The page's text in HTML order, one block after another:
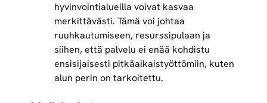
hyvinvointialueilla voivat kasvaa
merkittävästi. Tämä voi johtaa
ruuhkautumiseen, resurssipulaan ja
siihen, että palvelu ei enää kohdistu
ensisijaisesti pitkäaikaistyöttömiin, kuten
alun perin on tarkoitettu.